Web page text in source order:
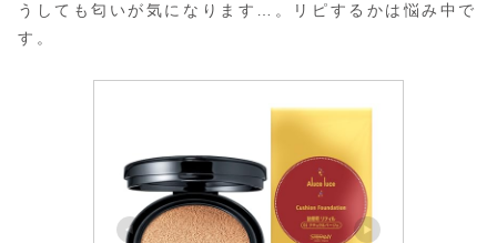
うしても匂いが気になります…。リピするかは悩み中で
す。